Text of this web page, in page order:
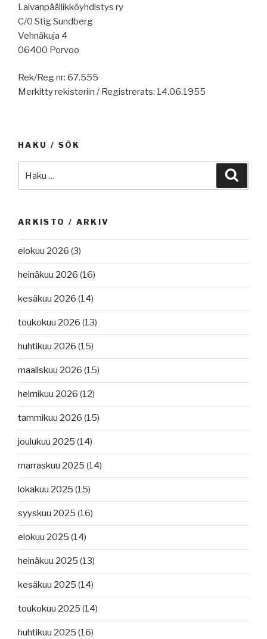
Laivanpäällikköyhdistys ry
C/0 Stig Sundberg
Vehnäkuja 4
06400 Porvoo
Rek/Reg nr: 67.555
Merkitty rekisteriin / Registrerats: 14.06.1955
HAKU / SÖK
ARKISTO / ARKIV
elokuu 2026 (3)
heinäkuu 2026 (16)
kesäkuu 2026 (14)
toukokuu 2026 (13)
huhtikuu 2026 (15)
maaliskuu 2026 (15)
helmikuu 2026 (12)
tammikuu 2026 (15)
joulukuu 2025 (14)
marraskuu 2025 (14)
lokakuu 2025 (15)
syyskuu 2025 (16)
elokuu 2025 (14)
heinäkuu 2025 (13)
kesäkuu 2025 (14)
toukokuu 2025 (14)
huhtikuu 2025 (16)